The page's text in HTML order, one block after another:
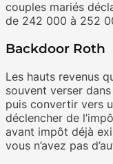
couples mariés
de 242 000 à 252
Backdoor Roth
Les hauts revenus
souvent verser
puis convertir vers
déclencher de
avant impôt déjà
vous n’avez pas